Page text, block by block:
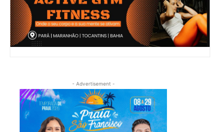
- Advertisement -